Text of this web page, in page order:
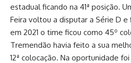
estadual ficando na 41ª posição.
Feira voltou a disputar a Série D e
em 2021 o time ficou como 45º
Tremendão havia feito a sua
12ª colocação. Na oportunidade